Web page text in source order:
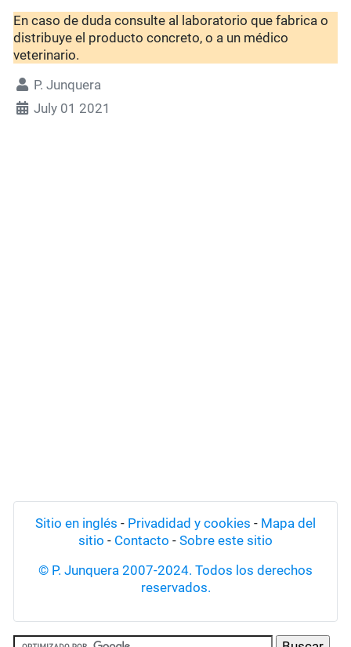
En caso de duda consulte al laboratorio que fabrica o
distribuye el producto concreto, o a un médico
veterinario.
P. Junquera
July 01 2021
Sitio en inglés - Privadidad y cookies - Mapa del
sitio - Contacto - Sobre este sitio
© P. Junquera 2007-2024. Todos los derechos
reservados.